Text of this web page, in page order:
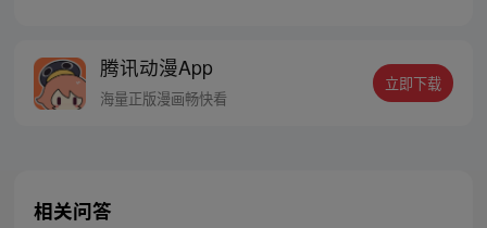
者卖报小郎君同名小说 QQ群号：
799493374
腾讯动漫App
海量正版漫画畅快看
立即下载
相关问答